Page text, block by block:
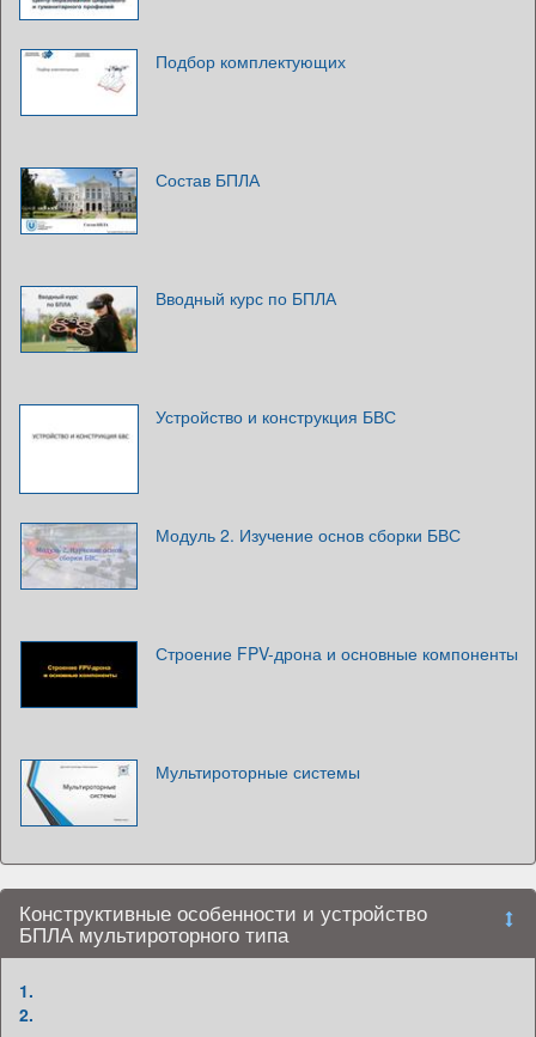
Подбор комплектующих
Состав БПЛА
Вводный курс по БПЛА
Устройство и конструкция БВС
Модуль 2. Изучение основ сборки БВС
Строение FPV-дрона и основные компоненты
Мультироторные системы
Конструктивные особенности и устройство
БПЛА мультироторного типа
1.
2.